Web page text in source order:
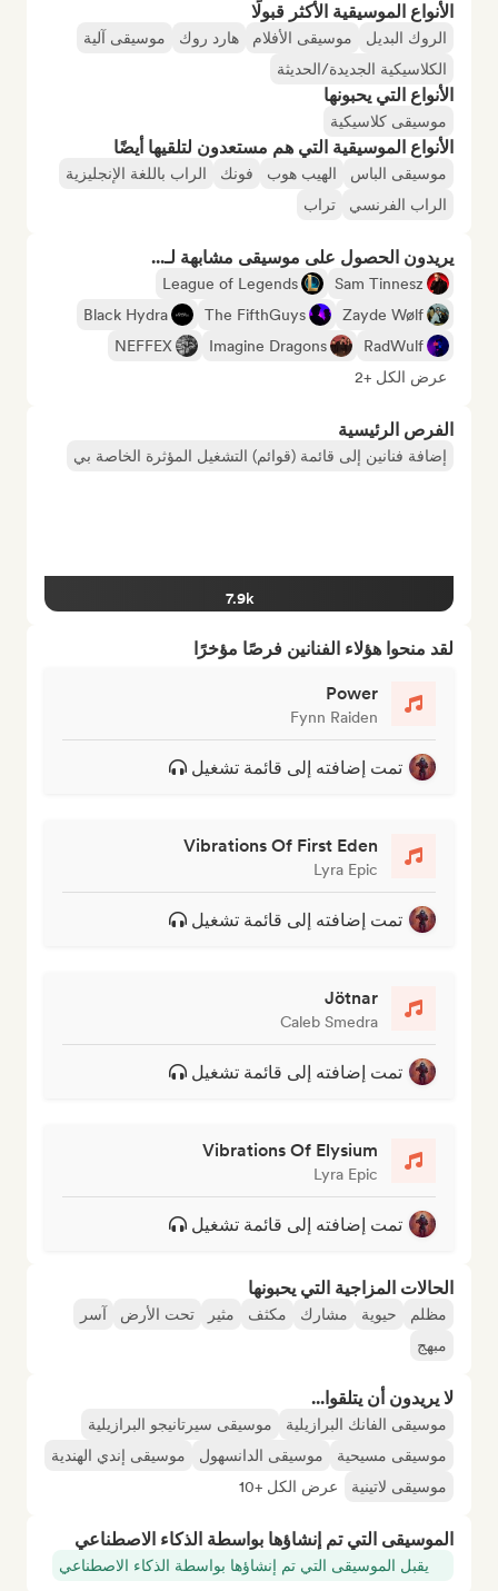
الأنواع الموسيقية الأكثر قبولًا
الروك البديل موسيقى الأفلام هارد روك
موسيقى آلية
الكلاسيكية الجديدة/الحديثة
الأنواع التي يحبونها
موسيقى كلاسيكية
الأنواع الموسيقية التي هم مستعدون لتلقيها أيضًا
موسيقى الباس الهيب هوب فونك
الراب باللغة الإنجليزية
الراب الفرنسي
تراب
يريدون الحصول على موسيقى مشابهة لـ...
Sam Tinnesz
League of Legends
Zayde Wølf
The FifthGuys
Black Hydra
RadWulf
Imagine Dragons
NEFFEX
عرض الكل +2
الفرص الرئيسية
إضافة فنانين إلى قائمة (قوائم) التشغيل المؤثرة الخاصة بي
7.9k
لقد منحوا هؤلاء الفنانين فرصًا مؤخرًا
Power
Fynn Raiden
تمت إضافته إلى قائمة تشغيل
Vibrations Of First Eden
Lyra Epic
تمت إضافته إلى قائمة تشغيل
Jötnar
Caleb Smedra
تمت إضافته إلى قائمة تشغيل
Vibrations Of Elysium
Lyra Epic
تمت إضافته إلى قائمة تشغيل
الحالات المزاجية التي يحبونها
مظلم حيوية مشارك مكثف مثير تحت الأرض
آسر
مبهج
لا يريدون أن يتلقوا...
موسيقى الفانك البرازيلية
موسيقى سيرتانيجو البرازيلية
موسيقى مسيحية
موسيقى الدانسهول
موسيقى إندي الهندية
موسيقى لاتينية
عرض الكل +10
الموسيقى التي تم إنشاؤها بواسطة الذكاء الاصطناعي
يقبل الموسيقى التي تم إنشاؤها بواسطة الذكاء الاصطناعي